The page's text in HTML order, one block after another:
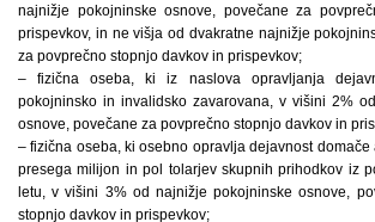
najnižje pokojninske osnove, povečane za
prispevkov, in ne višja od dvakratne najnižje
za povprečno stopnjo davkov in prispevkov;
– fizična oseba, ki iz naslova opravljanja
pokojninsko in invalidsko zavarovana, v višini 2%
osnove, povečane za povprečno stopnjo davkov in
– fizična oseba, ki osebno opravlja dejavnost domače
presega milijon in pol tolarjev skupnih prihodkov iz
letu, v višini 3% od najnižje pokojninske osnove,
stopnjo davkov in prispevkov;